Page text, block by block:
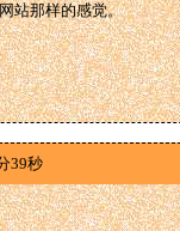
站那样的感觉。
39秒